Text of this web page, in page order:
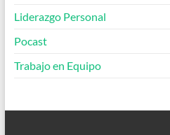
Liderazgo Personal
Pocast
Trabajo en Equipo